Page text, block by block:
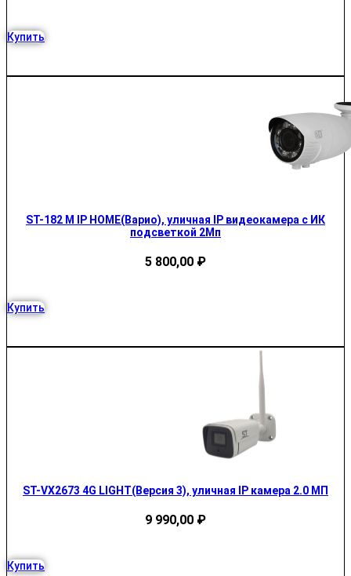
Купить
ST-182 M IP HOME(Варио), уличная IP видеокамера с ИК
подсветкой 2Mп
5 800,00 ₽
Купить
ST-VX2673 4G LIGHT(Версия 3), уличная IP камера 2.0 МП
9 990,00 ₽
Купить